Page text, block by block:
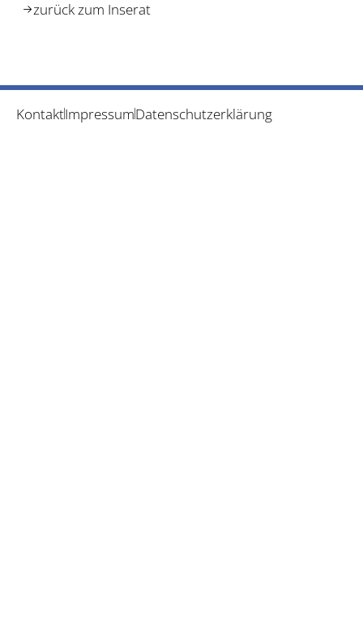
zurück zum Inserat
KontaktImpressumDatenschutzerklärung